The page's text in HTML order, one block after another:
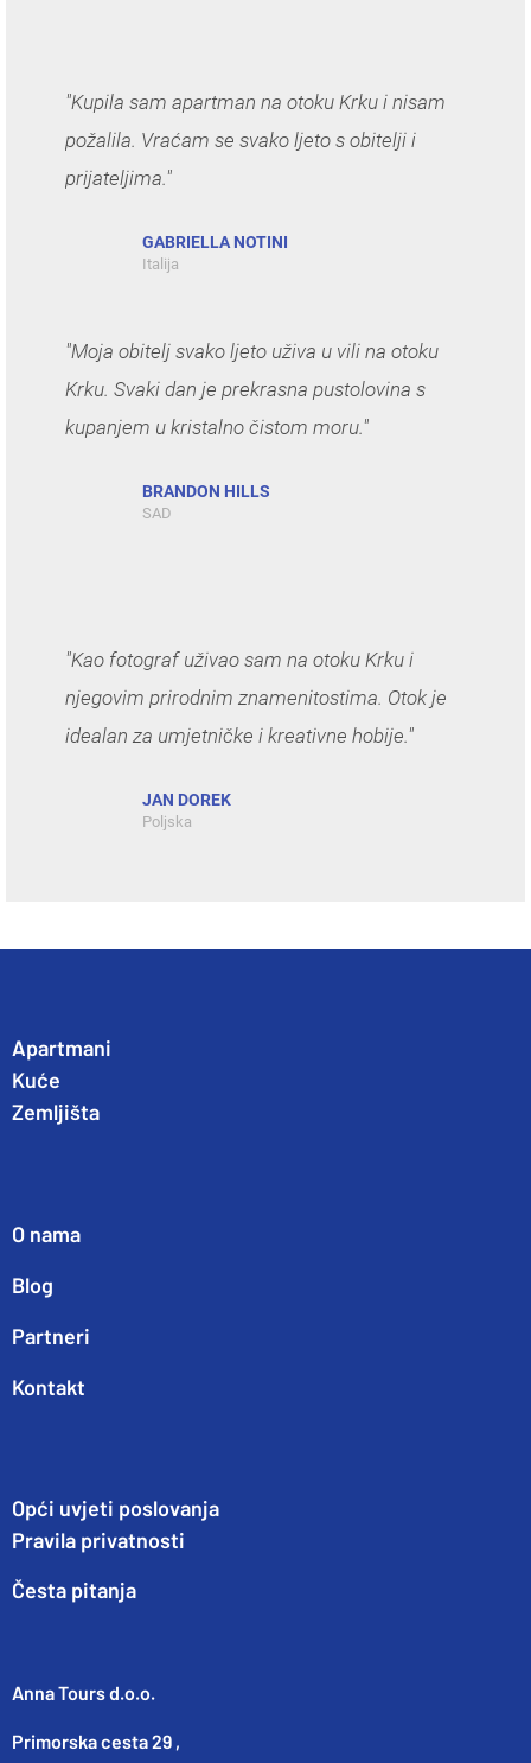
"Kupila sam apartman na otoku Krku i nisam
požalila. Vraćam se svako ljeto s obitelji i
prijateljima."
GABRIELLA NOTINI
Italija
"Moja obitelj svako ljeto uživa u vili na otoku
Krku. Svaki dan je prekrasna pustolovina s
kupanjem u kristalno čistom moru."
BRANDON HILLS
SAD
"Kao fotograf uživao sam na otoku Krku i
njegovim prirodnim znamenitostima. Otok je
idealan za umjetničke i kreativne hobije."
JAN DOREK
Poljska
Apartmani
Kuće
Zemljišta
O nama
Blog
Partneri
Kontakt
Opći uvjeti poslovanja
Pravila privatnosti
Česta pitanja
Anna Tours d.o.o.
Primorska cesta 29 ,